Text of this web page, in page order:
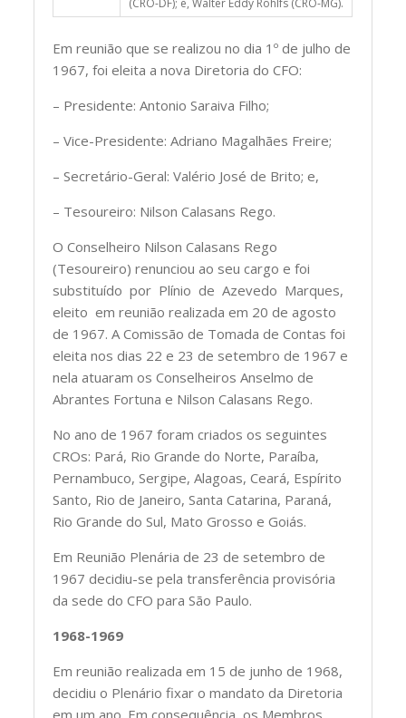
Em reunião que se realizou no dia 1º de julho de
1967, foi eleita a nova Diretoria do CFO:
– Presidente: Antonio Saraiva Filho;
– Vice-Presidente: Adriano Magalhães Freire;
– Secretário-Geral: Valério José de Brito; e,
– Tesoureiro: Nilson Calasans Rego.
O Conselheiro Nilson Calasans Rego
(Tesoureiro) renunciou ao seu cargo e foi
substituído por Plínio de Azevedo Marques,
eleito em reunião realizada em 20 de agosto
de 1967. A Comissão de Tomada de Contas foi
eleita nos dias 22 e 23 de setembro de 1967 e
nela atuaram os Conselheiros Anselmo de
Abrantes Fortuna e Nilson Calasans Rego.
No ano de 1967 foram criados os seguintes
CROs: Pará, Rio Grande do Norte, Paraíba,
Pernambuco, Sergipe, Alagoas, Ceará, Espírito
Santo, Rio de Janeiro, Santa Catarina, Paraná,
Rio Grande do Sul, Mato Grosso e Goiás.
Em Reunião Plenária de 23 de setembro de
1967 decidiu-se pela transferência provisória
da sede do CFO para São Paulo.
1968-1969
Em reunião realizada em 15 de junho de 1968,
decidiu o Plenário fixar o mandato da Diretoria